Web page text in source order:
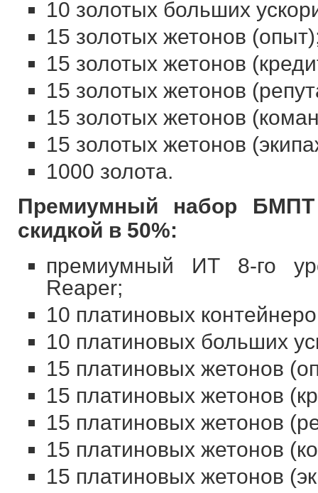
10 золотых больших
15 золотых жетонов
15 золотых жетонов
15 золотых жетонов
15 золотых жетонов
15 золотых жетонов
1000 золота.
Премиумный набор
скидкой в 50%:
премиумный ИТ 8-го
Reaper;
10 платиновых
10 платиновых больших
15 платиновых жетонов
15 платиновых жетонов
15 платиновых жетонов
15 платиновых жетонов
15 платиновых жетонов